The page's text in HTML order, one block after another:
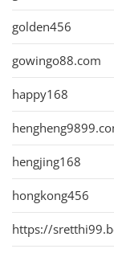
golden456
gowingo88.com
happy168
hengjing168
hongkong456
https://